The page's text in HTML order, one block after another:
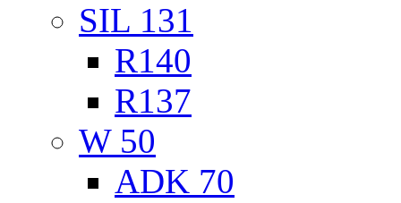
SIL 131
R140
R137
W 50
ADK 70